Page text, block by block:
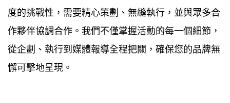
度的挑戰性，需要精心策劃、無縫執行，並與眾多合
作夥伴協調合作。我們不僅掌握活動的每一個細節，
從企劃、執行到媒體報導全程把關，確保您的品牌無
懈可擊地呈現。